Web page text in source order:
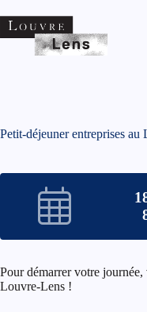
au
contenu
Petit-déjeuner entreprises au
Pour démarrer votre
Louvre-Lens !